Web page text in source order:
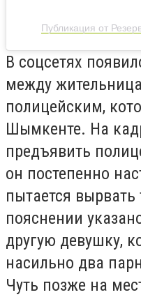
Публикация от
В соцсетях
между
полицейским,
Шымкенте. На
предъявить
он постепенно
пытается
пояснении
другую девушку,
насильно два
Чуть позже на